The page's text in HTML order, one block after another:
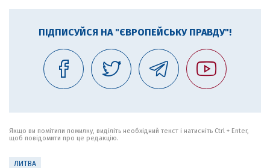
ПІДПИСУЙСЯ НА "ЄВРОПЕЙСЬКУ ПРАВДУ"!
Якщо ви помітили помилку, виділіть необхідний текст і натисніть Ctrl + Enter,
щоб повідомити про це редакцію.
ЛИТВА